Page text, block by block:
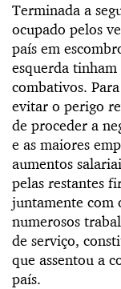
Terminada a
ocupado pelos
país em
esquerda
combativos.
evitar o perigo
de proceder a
e as maiores
aumentos
pelas restantes
juntamente com
numerosos
de serviço,
que assentou a
país.